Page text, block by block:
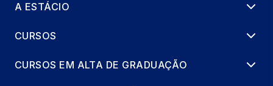
A ESTÁCIO
CURSOS
CURSOS EM ALTA DE GRADUAÇÃO